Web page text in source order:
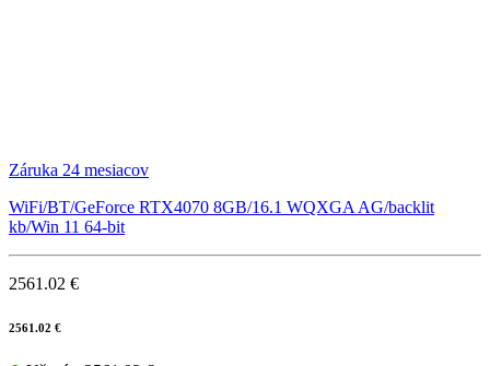
Záruka 24 mesiacov
WiFi/BT/GeForce RTX4070 8GB/16.1 WQXGA AG/backlit
kb/Win 11 64-bit
2561.02 €
2561.02 €